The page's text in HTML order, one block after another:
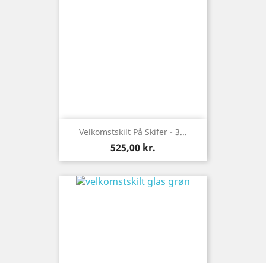
Velkomstskilt På Skifer - 3...
Pris
525,00 kr.